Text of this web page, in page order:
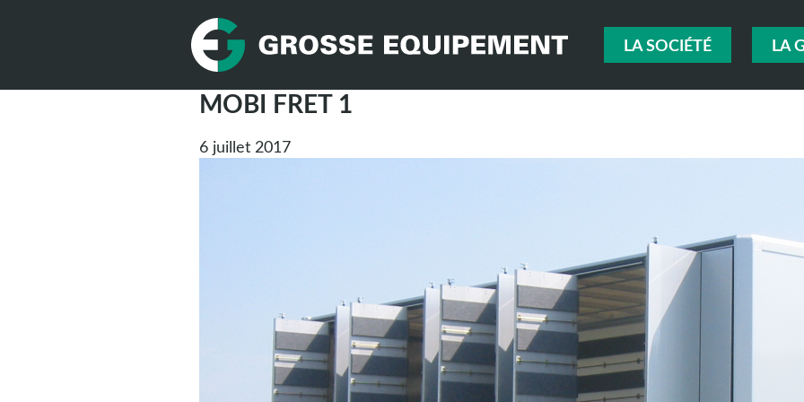
LA SOCIÉTÉ LA
MOBI FRET 1
6 juillet 2017